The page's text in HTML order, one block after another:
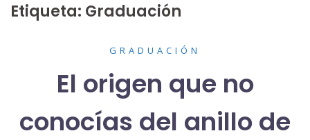
Etiqueta: Graduación
GRADUACIÓN
El origen que no
conocías del anillo de